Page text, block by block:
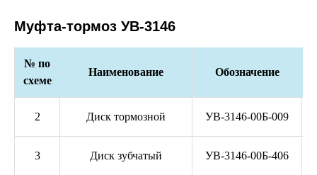
Муфта-тормоз УВ-3146
№ по
схеме
Наименование Обозначение
2 Диск тормозной УВ-3146-00Б-009
3 Диск зубчатый УВ-3146-00Б-406